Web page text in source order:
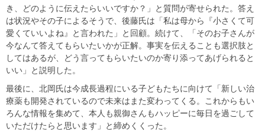
き、どのように伝えたらいいですか？」と質問が寄せられた。答え
は状況やその子によるそうで、後藤氏は「私は母から『小さくて可
愛くていいよね』と言われた」と回顧。続けて、「そのお子さんが
今なんて答えてもらいたいかが正解。事実を伝えることも選択肢と
してはあるが、どう言ってもらいたいのか寄り添ってあげられると
いい」と説明した。
最後に、北岡氏は今成長過程にいる子どもたちに向けて「新しい治
療薬も開発されているので未来はまた変わってくる。これからもい
ろんな情報を集めて、本人も親御さんもハッピーに毎日を過ごして
いただけたらと思います」と締めくくった。